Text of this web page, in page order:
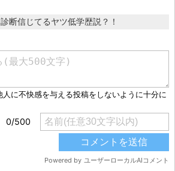
断信じてるヤツ低学歴説？！